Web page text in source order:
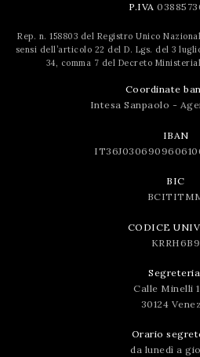
P.IVA
Rep. n. 158803 del Registro Unico
sensi dell’articolo 22 del D. Lgs. del 3
34, comma 7 del Decreto
Coordinate
Intesa Sanpaolo -
IBAN
BIC
CODICE
KRRH6B9
Calle Minelli
30124
Orario
da lunedì a